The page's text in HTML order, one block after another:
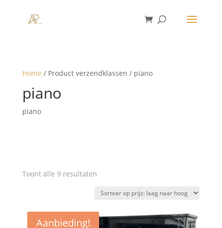
Home / Product verzendklassen / piano
piano
piano
Toont alle 9 resultatenGesorteerd
prijs:
naar
Aanbieding!